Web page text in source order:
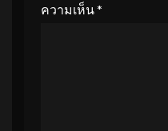
ความเห็น*